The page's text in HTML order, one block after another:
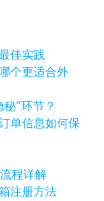
佳实践
个更适合外
”环节？
单信息如何保
程详解
注册方法